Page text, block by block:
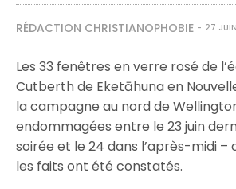
RÉDACTION CHRISTIANOPHOBIE 27
Les 33 fenêtres en verre rosé de
Cutberth de Eketāhuna en
la campagne au nord de
endommagées entre le 23 juin
soirée et le 24 dans l’après-midi –
les faits ont été constatés.